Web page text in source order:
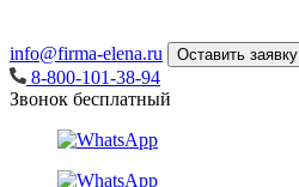
info@firma-elena.ru Оставить заявку
8-800-101-38-94
Звонок бесплатный